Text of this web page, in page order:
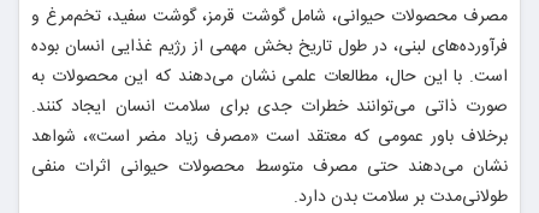
مصرف محصولات حیوانی، شامل گوشت قرمز، گوشت سفید، تخم‌مرغ و
فرآورده‌های لبنی، در طول تاریخ بخش مهمی از رژیم غذایی انسان بوده
است. با این حال، مطالعات علمی نشان می‌دهند که این محصولات به
صورت ذاتی می‌توانند خطرات جدی برای سلامت انسان ایجاد کنند.
برخلاف باور عمومی که معتقد است «مصرف زیاد مضر است»، شواهد
نشان می‌دهند حتی مصرف متوسط محصولات حیوانی اثرات منفی
طولانی‌مدت بر سلامت بدن دارد.